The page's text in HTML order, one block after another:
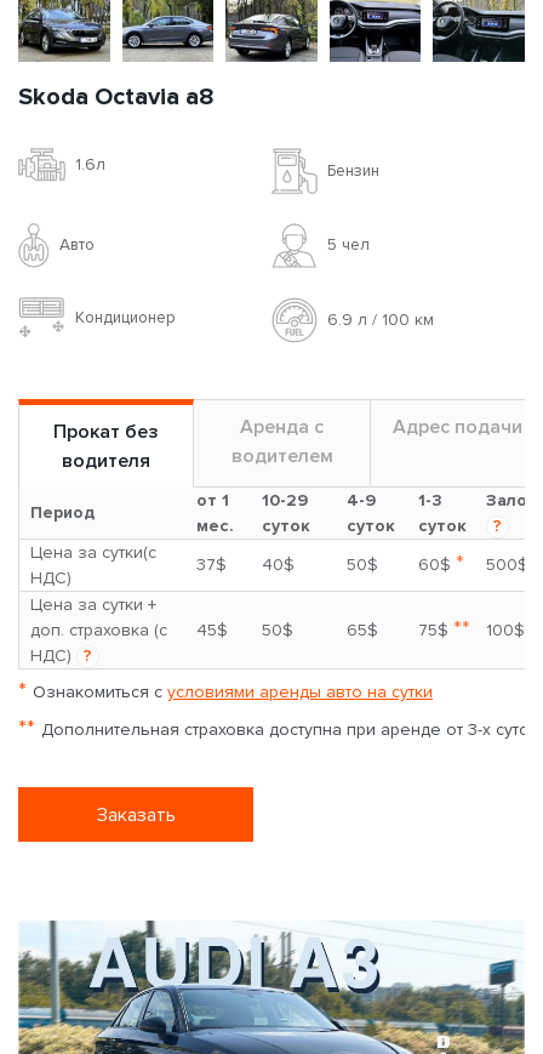
Skoda Octavia a8
1.6л Бензин
Авто 5 чел
Кондиционер 6.9 л / 100 км
Прокат без
водителя
Аренда с
водителем
Адрес подачи
Период
от 1
мес.
10-29
суток
4-9
суток
1-3
суток
Залог
?
Цена за сутки(с
НДС)
37$ 40$ 50$ 60$ *
500$
Цена за сутки +
доп. страховка (с
НДС)
?
45$ 50$ 65$ 75$ ** 100$
* Ознакомиться с условиями аренды авто на сутки
** Дополнительная страховка доступна при аренде от 3-х суток
Заказать